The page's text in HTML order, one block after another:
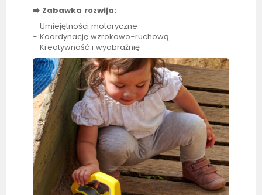
➡️ Zabawka rozwija:
- Umiejętności motoryczne
- Koordynację wzrokowo-ruchową
- Kreatywność i wyobraźnię